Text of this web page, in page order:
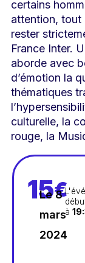
certains
attention, tout
rester
France Inter.
aborde avec
d’émotion la
thématiques
culturelle, la
rouge, la
15€
Le 8
mars
2024
à